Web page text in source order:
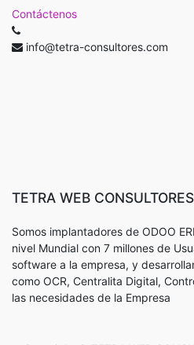
Contáctenos
info@tetra-consultores.com
TETRA WEB
Somos implantadores de ODOO
nivel Mundial con 7 millones de
software a la empresa, y
como OCR, Centralita Digital,
las necesidades de la Empresa